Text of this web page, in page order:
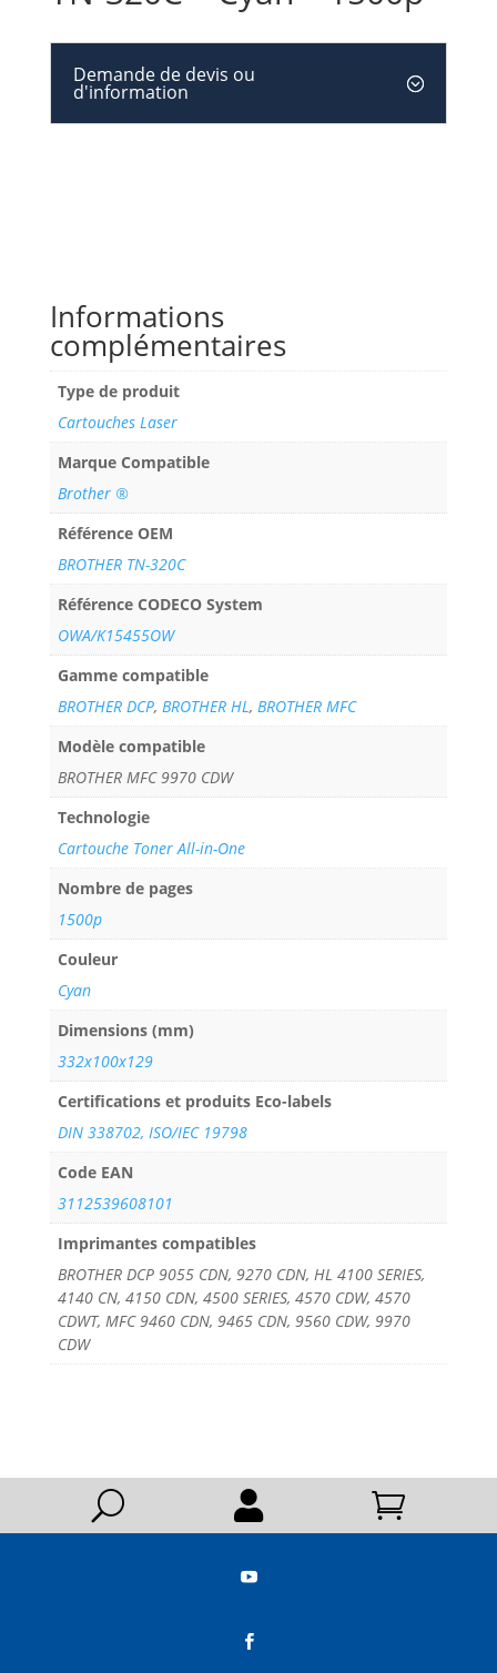
Demande de devis ou
d'information
Informations
complémentaires
Type de produit
Cartouches Laser
Marque Compatible
Brother ®
Référence OEM
BROTHER TN-320C
Référence CODECO System
OWA/K15455OW
Gamme compatible
BROTHER DCP, BROTHER HL, BROTHER MFC
Modèle compatible
BROTHER MFC 9970 CDW
Technologie
Cartouche Toner All-in-One
Nombre de pages
1500p
Couleur
Cyan
Dimensions (mm)
332x100x129
Certifications et produits Eco-labels
DIN 338702, ISO/IEC 19798
Code EAN
3112539608101
Imprimantes compatibles
BROTHER DCP 9055 CDN, 9270 CDN, HL 4100 SERIES,
4140 CN, 4150 CDN, 4500 SERIES, 4570 CDW, 4570
CDWT, MFC 9460 CDN, 9465 CDN, 9560 CDW, 9970
CDW
U  

